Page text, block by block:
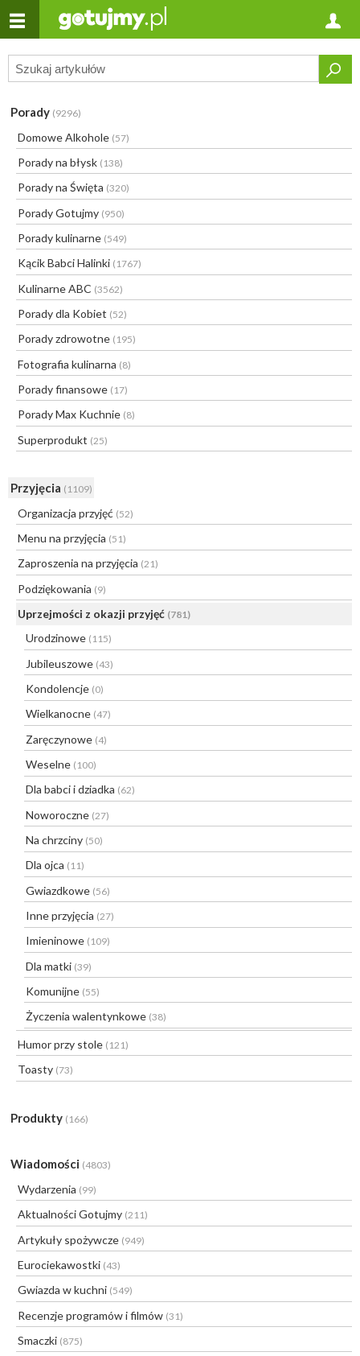
Porady (9296)
Domowe Alkohole (57)
Porady na błysk (138)
Porady na Święta (320)
Porady Gotujmy (950)
Porady kulinarne (549)
Kącik Babci Halinki (1767)
Kulinarne ABC (3562)
Porady dla Kobiet (52)
Porady zdrowotne (195)
Fotografia kulinarna (8)
Porady finansowe (17)
Porady Max Kuchnie (8)
Superprodukt (25)
Przyjęcia (1109)
Organizacja przyjęć (52)
Menu na przyjęcia (51)
Zaproszenia na przyjęcia (21)
Podziękowania (9)
Uprzejmości z okazji przyjęć (781)
Urodzinowe (115)
Jubileuszowe (43)
Kondolencje (0)
Wielkanocne (47)
Zaręczynowe (4)
Weselne (100)
Dla babci i dziadka (62)
Noworoczne (27)
Na chrzciny (50)
Dla ojca (11)
Gwiazdkowe (56)
Inne przyjęcia (27)
Imieninowe (109)
Dla matki (39)
Komunijne (55)
Życzenia walentynkowe (38)
Humor przy stole (121)
Toasty (73)
Produkty (166)
Wiadomości (4803)
Wydarzenia (99)
Aktualności Gotujmy (211)
Artykuły spożywcze (949)
Eurociekawostki (43)
Gwiazda w kuchni (549)
Recenzje programów i filmów (31)
Smaczki (875)